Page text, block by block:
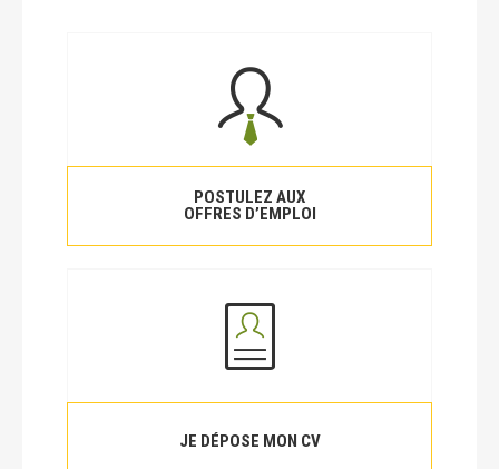
POSTULEZ AUX
OFFRES D’EMPLOI
JE DÉPOSE MON CV